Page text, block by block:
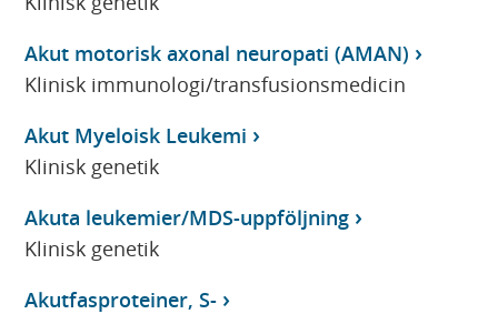
Akut motorisk axonal neuropati (AMAN)
Klinisk immunologi/transfusionsmedicin
Akut Myeloisk Leukemi
Klinisk genetik
Akuta leukemier/MDS-uppföljning
Klinisk genetik
Akutfasproteiner, S-